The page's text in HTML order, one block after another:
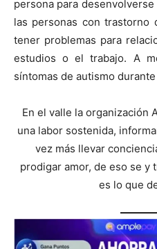
persona para
las personas con trastorno
tener problemas para
estudios o el trabajo. A
síntomas de autismo
En el valle la organización
una labor sostenida,
vez más llevar
prodigar amor, de eso se y
es lo que